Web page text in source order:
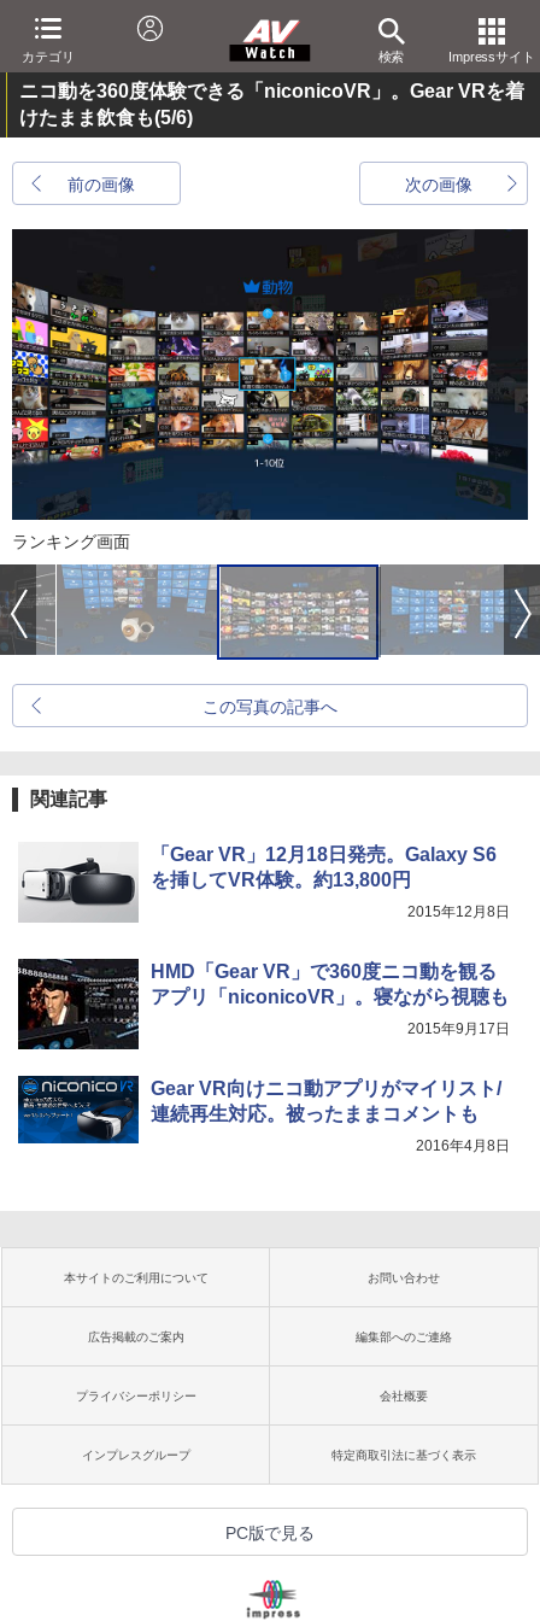
カテゴリ 検索 Impressサイト
ニコ動を360度体験できる「niconicoVR」。Gear VRを着
けたまま飲食も(5/6)
前の画像 次の画像
ランキング画面
この写真の記事へ
関連記事
「Gear VR」12月18日発売。Galaxy S6
を挿してVR体験。約13,800円
2015年12月8日
HMD「Gear VR」で360度ニコ動を観る
アプリ「niconicoVR」。寝ながら視聴も
2015年9月17日
Gear VR向けニコ動アプリがマイリスト/
連続再生対応。被ったままコメントも
2016年4月8日
本サイトのご利用について お問い合わせ
広告掲載のご案内 編集部へのご連絡
プライバシーポリシー 会社概要
インプレスグループ 特定商取引法に基づく表示
PC版で見る